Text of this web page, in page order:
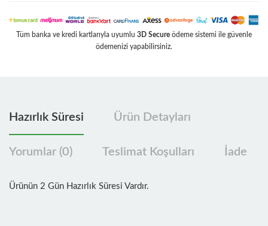
Tüm banka ve kredi kartlarıyla uyumlu 3D Secure ödeme sistemi ile güvenle
ödemenizi yapabilirsiniz.
Hazırlık Süresi Ürün Detayları
Yorumlar (0) Teslimat Koşulları İade
Ürünün 2 Gün Hazırlık Süresi Vardır.